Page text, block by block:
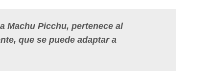
Machu Picchu, pertenece al
que se puede adaptar a